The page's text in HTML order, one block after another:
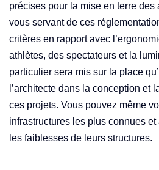
précises pour la mise en terre des
vous servant de ces
critères en rapport avec
athlètes, des spectateurs et la
particulier sera mis sur la place
l’architecte dans la conception et
ces projets. Vous pouvez même
infrastructures les plus connues
les faiblesses de leurs structures.